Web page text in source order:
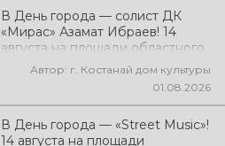
В День города — солист ДК
«Мирас» Азамат Ибраев! 14
августа на площади областного
акимата состоится концертная
программа Азамата Ибраева!
Вас ждут любимые песни,
яркое выступление, мощная
энергия и праздничное
Автор: г. Костанай дом культуры
01.08.2026
В День города — «Street Music»!
14 августа на площади